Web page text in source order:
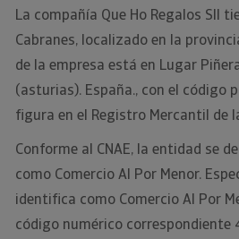
La compañía Que Ho Regalos Sll
Cabranes, localizado en la
de la empresa está en Lugar
(asturias). España., con el código
figura en el Registro Mercantil de
Conforme al CNAE, la entidad se
como Comercio Al Por Menor.
identifica como Comercio Al Por
código numérico correspondiente